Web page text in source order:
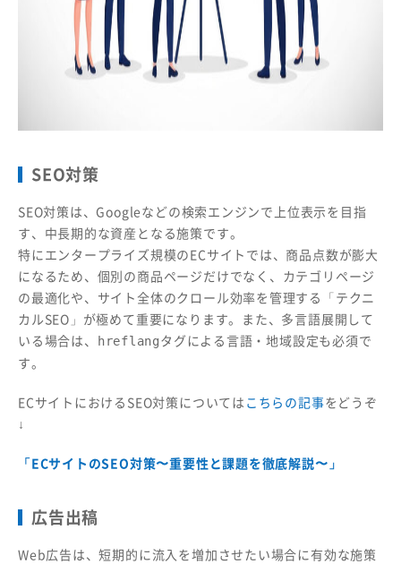
SEO対策
SEO対策は、Googleなどの検索エンジンで上位表示を目指
す、中長期的な資産となる施策です。
特にエンタープライズ規模のECサイトでは、商品点数が膨大
になるため、個別の商品ページだけでなく、カテゴリページ
の最適化や、サイト全体のクロール効率を管理する「テクニ
カルSEO」が極めて重要になります。また、多言語展開して
いる場合は、
hreflangタグによる言語・地域設定も必須で
す。
ECサイトにおけるSEO対策については こちらの記事をどうぞ
↓
「ECサイトのSEO対策〜重要性と課題を徹底解説〜」
広告出稿
Web広告は、短期的に流入を増加させたい場合に有効な施策